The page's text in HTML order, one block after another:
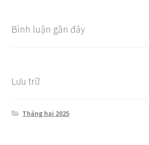
Bình luận gần đây
Lưu trữ
Tháng hai 2025